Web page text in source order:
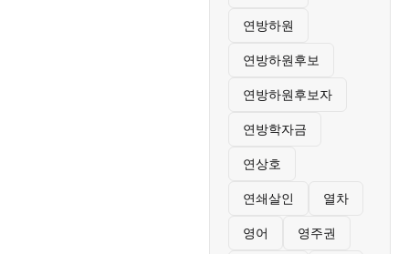
연방하원
연방하원후보
연방하원후보자
연방학자금
연상호
연쇄살인 열차
영어 영주권